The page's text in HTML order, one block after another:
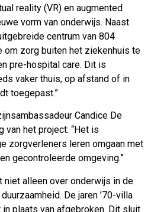
reality (VR) en augmented
vorm van onderwijs. Naast
centrum van 804
om zorg buiten het ziekenhuis te
pre-hospital care. Dit is
vaker thuis, op afstand of in
toegepast.”
Candice De
van het project: “Het is
zorgverleners leren omgaan met
gecontroleerde omgeving.”
niet alleen over onderwijs in de
De jaren ’70-villa
plaats van afgebroken. Dit sluit